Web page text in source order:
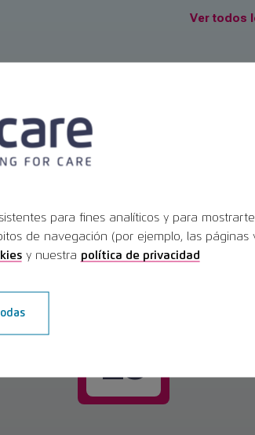
Ver todos
20 Leer la
28
para fines analíticos y para
de navegación (por ejemplo, las páginas
y nuestra política de privacidad